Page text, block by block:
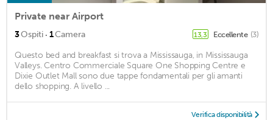
Private near Airport
3Ospiti · 1Camera 13,3 Eccellente (3)
Questo bed and breakfast si trova a Mississauga, in Mississauga
Valleys. Centro Commerciale Square One Shopping Centre e
Dixie Outlet Mall sono due tappe fondamentali per gli amanti
dello shopping. A livello ...
Verifica disponibilità